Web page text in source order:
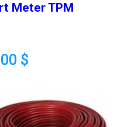
Meter TPM
$